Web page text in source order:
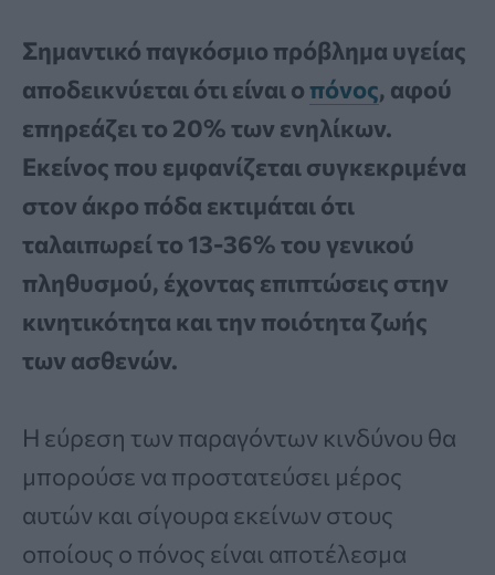
Σημαντικό παγκόσμιο πρόβλημα υγείας
αποδεικνύεται ότι είναι οπόνος, αφού
επηρεάζει το 20% των ενηλίκων.
Εκείνος που εμφανίζεται συγκεκριμένα
στον άκρο πόδα εκτιμάται ότι
ταλαιπωρεί το 13-36% του γενικού
πληθυσμού, έχοντας επιπτώσεις στην
κινητικότητα και την ποιότητα ζωής
των ασθενών.
Η εύρεση των παραγόντων κινδύνου θα
μπορούσε να προστατεύσει μέρος
αυτών και σίγουρα εκείνων στους
οποίους ο πόνος είναι αποτέλεσμα